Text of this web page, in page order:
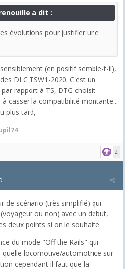
a dit :
évolutions pour justifier une
(en positif semble-t-il),
DLC TSW1-2020. C'est un
rapport à TS, DTG choisit
casser la compatibilité montante...
plus tard,
2
de scénario (très simplifié) qui
ou non) avec un début,
deux points si on le souhaite.
du mode "Off the Rails" qui
locomotive/automotrice sur
cependant il faut que la